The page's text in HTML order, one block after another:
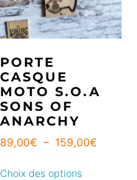
PORTE
CASQUE
MOTO S.O.A
SONS OF
ANARCHY
89,00€ – 159,00€
Choix des options